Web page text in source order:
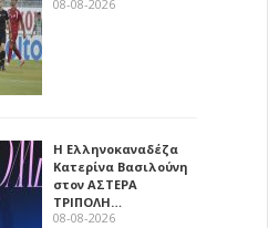
08-08-2026
Η Ελληνοκαναδέζα
Κατερίνα Βασιλούνη
στον ΑΣΤΕΡΑ
ΤΡΙΠΟΛΗ…
08-08-2026